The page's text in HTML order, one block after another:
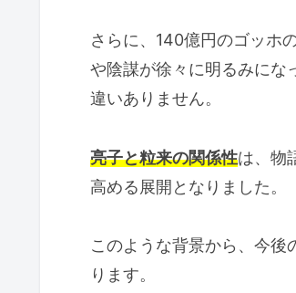
さらに、140億円のゴッホ
や陰謀が徐々に明るみにな
違いありません。
亮子と粒来の関係性は、物
高める展開となりました。
このような背景から、今後
ります。